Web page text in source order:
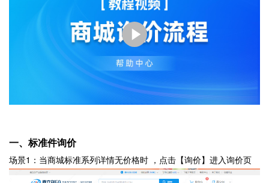
播放
一、标准件询价
场景1：当商城标准系列详情无价格时 ，点击【询价】进入询价页